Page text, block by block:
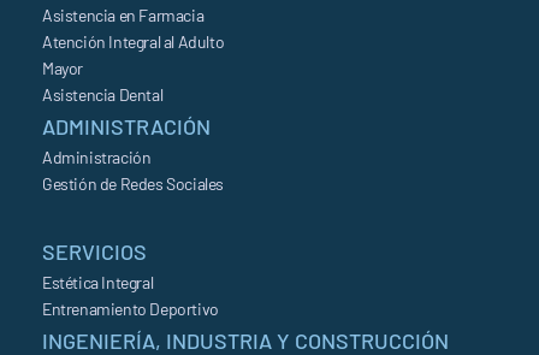
Asistencia en Farmacia
Atención Integral al Adulto
Mayor
Asistencia Dental
ADMINISTRACIÓN
Administración
Gestión de Redes Sociales
SERVICIOS
Estética Integral
Entrenamiento Deportivo
INGENIERÍA, INDUSTRIA Y CONSTRUCCIÓN